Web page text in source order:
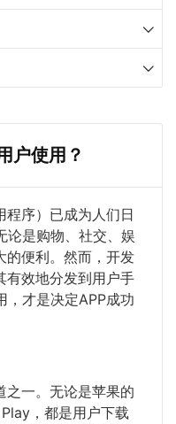
户使用？
程序）已成为人们日
论是购物、社交、娱
的便利。然而，开发
有效地分发到用户手
，才是决定APP成功
之一。无论是苹果的
，都是用户下载